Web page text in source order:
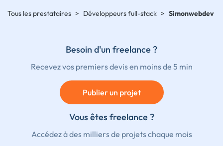
Tous les prestataires > Développeurs full-stack > Simonwebdev
Besoin d'un freelance ?
Recevez vos premiers devis en moins de 5 min
Publier un projet
Vous êtes freelance ?
Accédez à des milliers de projets chaque mois